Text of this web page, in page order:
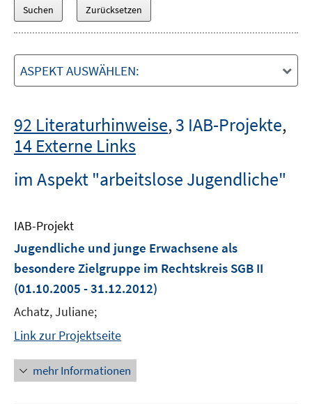
ASPEKT AUSWÄHLEN:
92 Literaturhinweise,3 IAB-Projekte,
14 Externe Links
im Aspekt "arbeitslose Jugendliche"
IAB-Projekt
Jugendliche und junge Erwachsene als
besondere Zielgruppe im Rechtskreis SGB II
(01.10.2005 - 31.12.2012)
Achatz, Juliane;
Link zur Projektseite
mehr Informationen